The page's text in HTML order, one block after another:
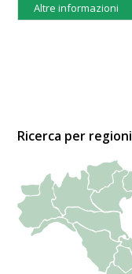
Altre informazioni
Ricerca per regioni